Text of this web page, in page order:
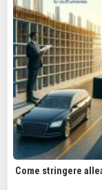
Come stringere